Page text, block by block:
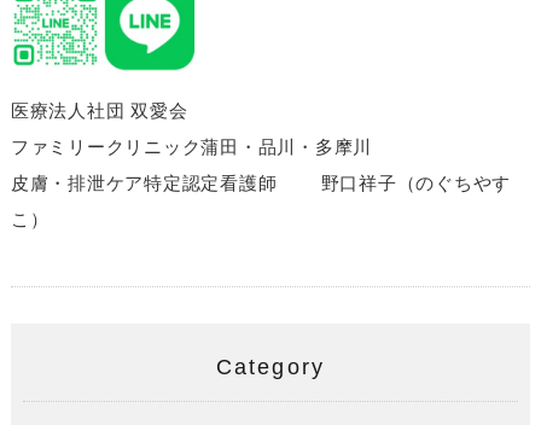
医療法人社団 双愛会
ファミリークリニック蒲田・品川・多摩川
皮膚・排泄ケア特定認定看護師 野口祥子（のぐちやす
こ）
Category